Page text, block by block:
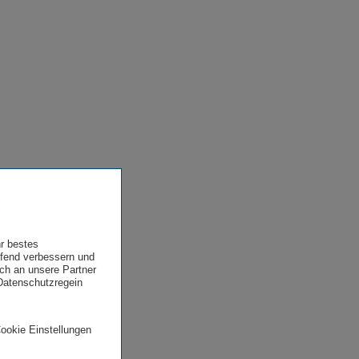
bestes
verbessern und
an unsere Partner
Einstellungen